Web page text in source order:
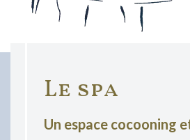
Le spa
Un espace cocooning